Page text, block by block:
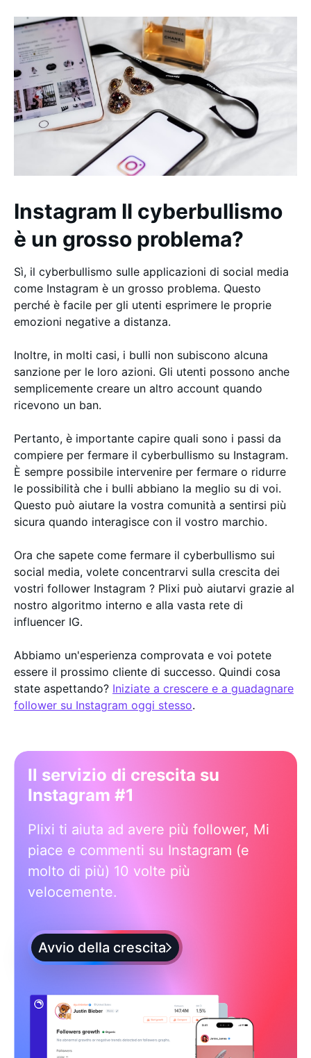
Instagram Il cyberbullismo
è un grosso problema?
Sì, il cyberbullismo sulle applicazioni di social media
come Instagram è un grosso problema. Questo
perché è facile per gli utenti esprimere le proprie
emozioni negative a distanza.
Inoltre, in molti casi, i bulli non subiscono alcuna
sanzione per le loro azioni. Gli utenti possono anche
semplicemente creare un altro account quando
ricevono un ban.
Pertanto, è importante capire quali sono i passi da
compiere per fermare il cyberbullismo su Instagram.
È sempre possibile intervenire per fermare o ridurre
le possibilità che i bulli abbiano la meglio su di voi.
Questo può aiutare la vostra comunità a sentirsi più
sicura quando interagisce con il vostro marchio.
Ora che sapete come fermare il cyberbullismo sui
social media, volete concentrarvi sulla crescita dei
vostri follower Instagram ? Plixi può aiutarvi grazie al
nostro algoritmo interno e alla vasta rete di
influencer IG.
Abbiamo un'esperienza comprovata e voi potete
essere il prossimo cliente di successo. Quindi cosa
state aspettando? Iniziate a crescere e a guadagnare
follower su Instagram oggi stesso.
Il servizio di crescita su
Instagram #1
Plixi ti aiuta ad avere più follower, Mi
piace e commenti su Instagram (e
molto di più) 10 volte più
velocemente.
Avvio della crescita